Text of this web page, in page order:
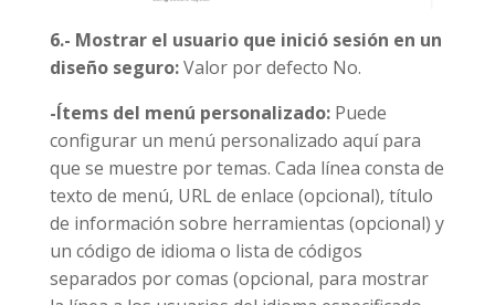
6.- Mostrar el usuario que inició sesión en un
diseño seguro:Valor por defecto No.
-Ítems del menú personalizado: Puede
configurar un menú personalizado aquí para
que se muestre por temas. Cada línea consta de
texto de menú, URL de enlace (opcional), título
de información sobre herramientas (opcional) y
un código de idioma o lista de códigos
separados por comas (opcional, para mostrar